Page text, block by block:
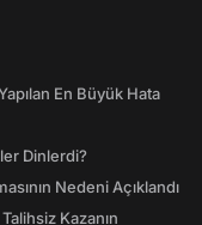
En Büyük Hata
Dinlerdi?
Nedeni Açıklandı
Kazanın